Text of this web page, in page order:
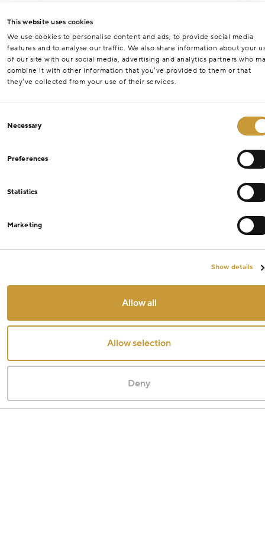
This website uses cookies
We use cookies to personalise content and ads, to provide social media
features and to analyse our traffic. We also share information about your
of our site with our social media, advertising and analytics partners who
combine it with other information that you’ve provided to them or that
they’ve collected from your use of their services.
Selection
Necessary
Preferences
Statistics
Marketing
Show details
Allow all
Allow selection
Deny